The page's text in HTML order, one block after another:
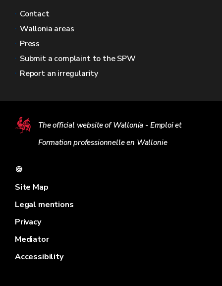
Contact
Wallonia areas
Press
Submit a complaint to the SPW
Report an irregularity
The official website of Wallonia - Emploi et
Formation professionnelle en Wallonie
🍪
Site Map
Legal mentions
Privacy
Mediator
Accessibility